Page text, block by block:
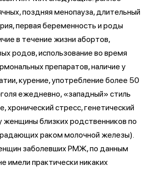
поздняя менопауза, длительный
первая беременность и роды
в течение жизни абортов,
родов, использование во время
препаратов, наличие у
курение, употребление более 50
ежедневно, «западный» стиль
хронический стресс, генетический
женщины близких родственников по
раком молочной железы).
заболевших РМЖ, по данным
имели практически никаких